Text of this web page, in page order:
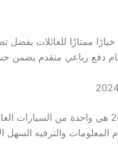
تعتبر نيسان باتفندر 2024 خيارًا
دفع رباعي متقدم يضمن حسن
فولكس فاغن أطلس 2024 هي
المعلومات والترفيه